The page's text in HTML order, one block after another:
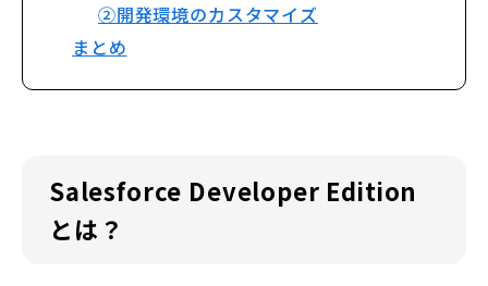
②開発環境のカスタマイズ
まとめ
Salesforce Developer Edition
とは？